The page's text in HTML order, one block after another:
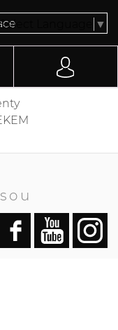
Select Language ▼